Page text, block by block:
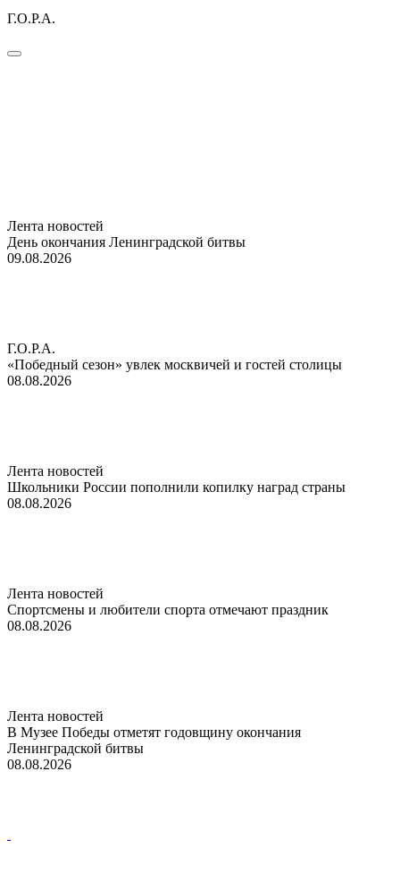
Г.О.Р.А.
Лента новостей
День окончания Ленинградской битвы
09.08.2026
Г.О.Р.А.
«Победный сезон» увлек москвичей и гостей столицы
08.08.2026
Лента новостей
Школьники России пополнили копилку наград страны
08.08.2026
Лента новостей
Спортсмены и любители спорта отмечают праздник
08.08.2026
Лента новостей
В Музее Победы отметят годовщину окончания
Ленинградской битвы
08.08.2026